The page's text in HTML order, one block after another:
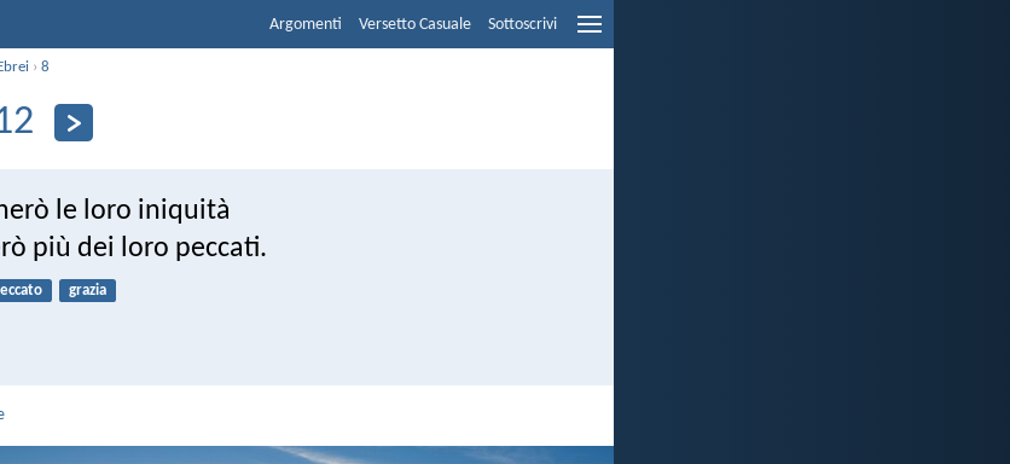
Argomenti Versetto Casuale Sottoscrivi
›8
le loro iniquità
più dei loro peccati.
grazia